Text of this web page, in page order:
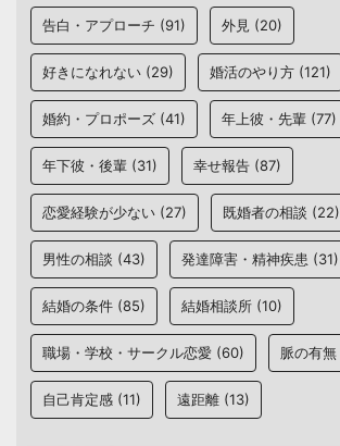
告白・アプローチ (91) 外見 (20)
好きになれない (29) 婚活のやり方 (121)
婚約・プロポーズ (41) 年上彼・先輩 (77)
年下彼・後輩 (31) 幸せ報告 (87)
恋愛経験が少ない (27) 既婚者の相談 (22)
男性の相談 (43) 発達障害・精神疾患 (31)
結婚の条件 (85) 結婚相談所 (10)
職場・学校・サークル恋愛 (60) 脈の有無
自己肯定感 (11) 遠距離 (13)